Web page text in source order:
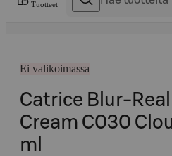
Tuotteet
Ei valikoimassa
Catrice Blur-
Cream C030
ml